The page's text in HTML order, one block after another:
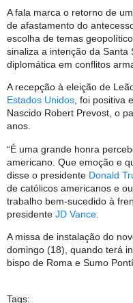
A fala marca o retorno de
de afastamento do
escolha de temas
sinaliza a intenção da
diplomática em conflitos
A recepção à eleição de
Estados Unidos , foi positiva
Nascido Robert Prevost, o
anos.
“É uma grande honra
americano. Que emoção e
disse o presidente Donald
de católicos americanos e
trabalho bem-sucedido à
presidente JD Vance
A missa de instalação do
domingo (18), quando terá
bispo de Roma e Sumo
Tags: